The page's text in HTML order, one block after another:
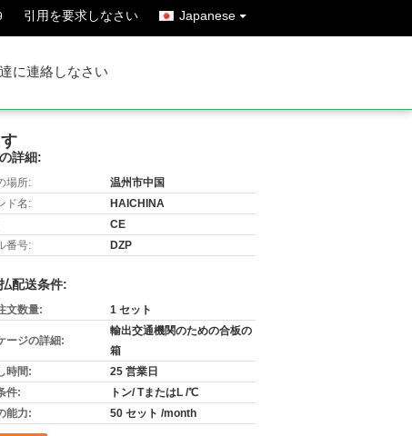
引用を要求しなさい Japanese
に連絡しなさい
詳細:
場所:
温州市中国
ド名:
HAICHINA
CE
番号:
DZP
配送条件:
文数量: 1 セット
ージの詳細:
輸出交通機関のための合板の
箱
時間:
25 営業日
件:
トン/ TまたはL /℃
能力:
50 セット /month